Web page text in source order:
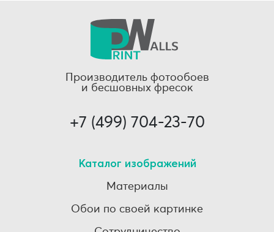
Производитель фотообоев
и бесшовных фресок
+7 (499) 704-23-70
Каталог изображений
Материалы
Обои по своей картинке